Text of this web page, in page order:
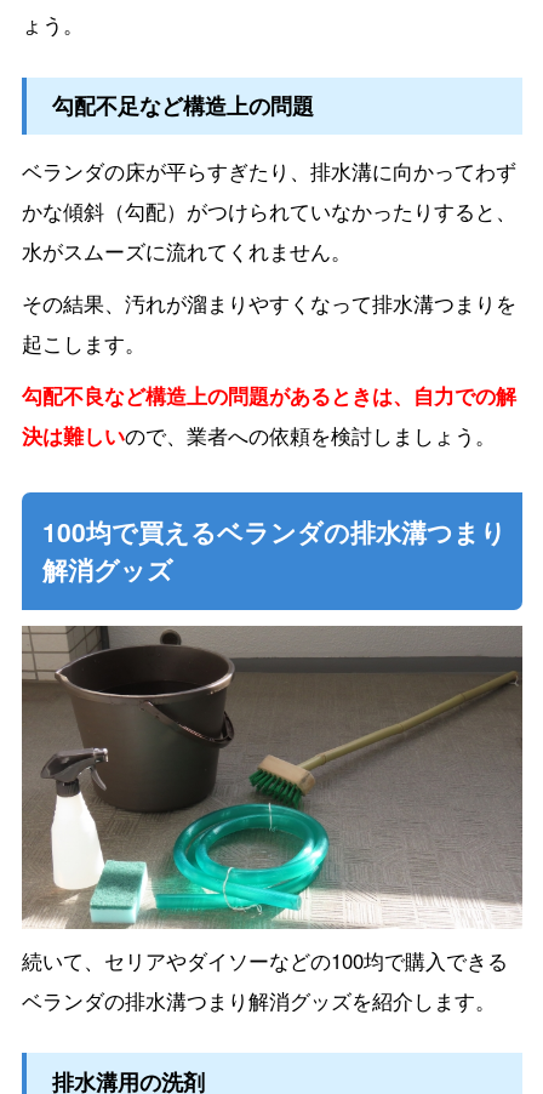
ょう。
勾配不足など構造上の問題
ベランダの床が平らすぎたり、排水溝に向かってわず
かな傾斜（勾配）がつけられていなかったりすると、
水がスムーズに流れてくれません。
その結果、汚れが溜まりやすくなって排水溝つまりを
起こします。
勾配不良など構造上の問題があるときは、自力での解
決は難しいので、業者への依頼を検討しましょう。
100均で買えるベランダの排水溝つまり
解消グッズ
続いて、セリアやダイソーなどの100均で購入できる
ベランダの排水溝つまり解消グッズを紹介します。
排水溝用の洗剤